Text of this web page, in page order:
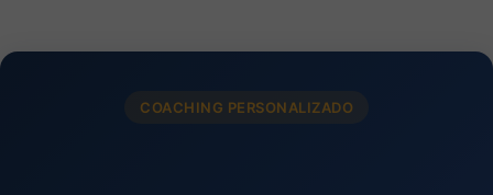
COACHING PERSONALIZADO